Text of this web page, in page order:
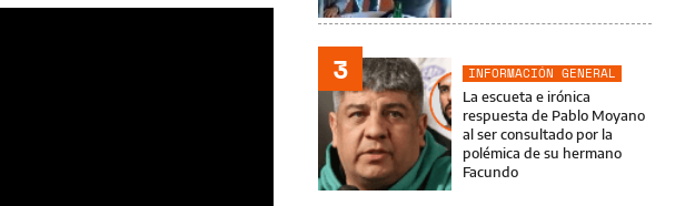
3
INFORMACIÓN GENERAL
La escueta e irónica
respuesta de Pablo Moyano
al ser consultado por la
polémica de su hermano
Facundo